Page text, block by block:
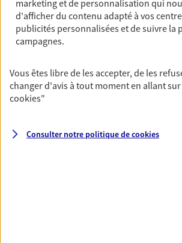
Découvrir l'offre Multirisque Entreprise
Multirisque
sinistre. Ce contrat inclut
marketing et de personnalisation qui
d'afficher du contenu adapté à vos
publicités personnalisées et de suivre la
campagnes.
Vous êtes libre de les accepter, de les
changer d'avis à tout moment en allant sur
cookies"
Consulter notre politique decookies